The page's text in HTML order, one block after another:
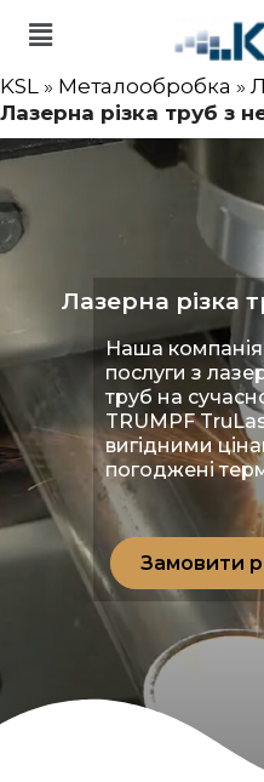
KSL » Металообробка »
Лазерна різка труб з
Лазерна різка
Наша
послуги з
труб на
TRUMPF
вигідними
погоджені
Замовити